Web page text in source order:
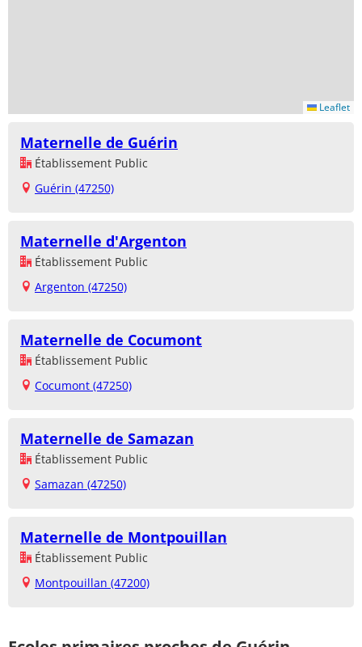
Leaflet
Maternelle de Guérin
Établissement Public
Guérin (47250)
Maternelle d'Argenton
Établissement Public
Argenton (47250)
Maternelle de Cocumont
Établissement Public
Cocumont (47250)
Maternelle de Samazan
Établissement Public
Samazan (47250)
Maternelle de Montpouillan
Établissement Public
Montpouillan (47200)